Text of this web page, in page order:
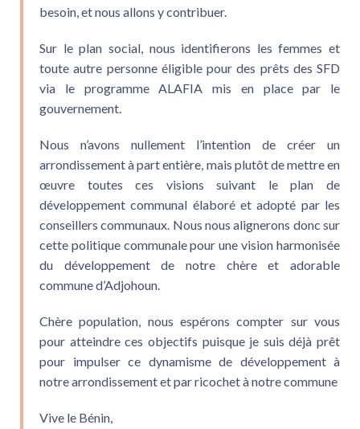
besoin, et nous allons y contribuer.
Sur le plan social, nous identifierons les femmes et
toute autre personne éligible pour des prêts des SFD
via le programme ALAFIA mis en place par le
gouvernement.
Nous n’avons nullement l’intention de créer un
arrondissement à part entière, mais plutôt de mettre en
œuvre toutes ces visions suivant le plan de
développement communal élaboré et adopté par les
conseillers communaux. Nous nous alignerons donc sur
cette politique communale pour une vision harmonisée
du développement de notre chère et adorable
commune d’Adjohoun.
Chère population, nous espérons compter sur vous
pour atteindre ces objectifs puisque je suis déjà prêt
pour impulser ce dynamisme de développement à
notre arrondissement et par ricochet à notre commune
Vive le Bénin